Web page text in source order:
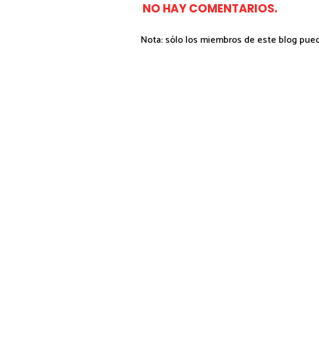
NO HAY COMENTARIOS.
Nota: sólo los miembros de este blog